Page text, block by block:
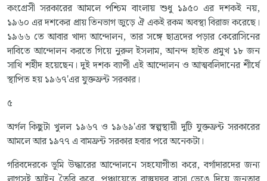
কংগ্রেসী সরকারের আমলে পশ্চিম বাংলায় শুধু ১৯৫০ এর দশকই নয়,
১৯৬০ এর দশকের প্রায় তিনভাগ জুড়ে ঐ একই রকম অবস্থা বিরাজ করেছে।
১৯৬৬ তে আবার খাদ্য আন্দোলন, তার সঙ্গে ছাত্রদের পড়ার কেরোসিনের
দাবিতে আন্দোলন করতে গিয়ে নুরুল ইসলাম, আনন্দ হাইত প্রমুখ ১৮ জন
সাথি শহীদ হয়েছেন। দুই দশক ব্যাপী এই আন্দোলন ও আত্মবলিদানের শীর্ষে
স্থাপিত হয় ১৯৬৭'এর যুক্তফ্রন্ট সরকার।
৫
অর্গল কিছুটা খুলল ১৯৬৭ ও ১৯৬৯'এর স্বল্পস্থায়ী দুটি যুক্তফ্রন্ট সরকারের
আমলে আর ১৯৭৭ এ বামফ্রন্ট সরকার হবার পরে অনেকটা।
গরিবদেরকে ভূমি উদ্ধারের আন্দোলনে সহযোগীতা করে, বর্গাদারদের জন্য